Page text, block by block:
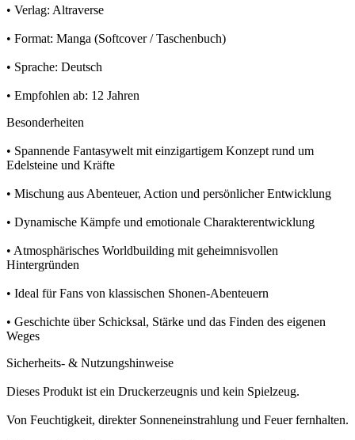
• Verlag: Altraverse
• Format: Manga (Softcover / Taschenbuch)
• Sprache: Deutsch
• Empfohlen ab: 12 Jahren
Besonderheiten
• Spannende Fantasywelt mit einzigartigem Konzept rund um
Edelsteine und Kräfte
• Mischung aus Abenteuer, Action und persönlicher Entwicklung
• Dynamische Kämpfe und emotionale Charakterentwicklung
• Atmosphärisches Worldbuilding mit geheimnisvollen
Hintergründen
• Ideal für Fans von klassischen Shonen-Abenteuern
• Geschichte über Schicksal, Stärke und das Finden des eigenen
Weges
Sicherheits- & Nutzungshinweise
Dieses Produkt ist ein Druckerzeugnis und kein Spielzeug.
Von Feuchtigkeit, direkter Sonneneinstrahlung und Feuer fernhalten.